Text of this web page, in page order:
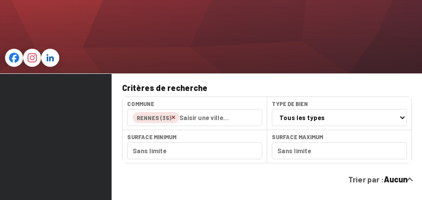
Critères de recherche
COMMUNE
RENNES (35)×
TYPE DE BIEN
SURFACE MINIMUM SURFACE MAXIMUM
Trier par :Aucun